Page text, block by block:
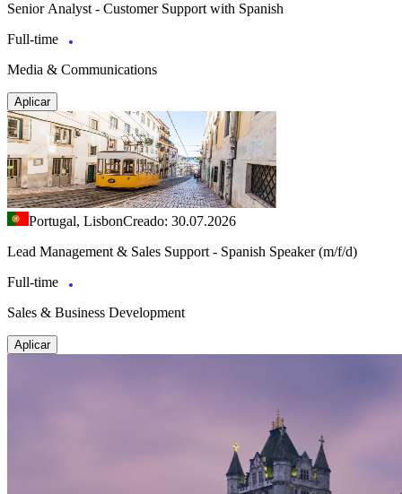
Senior Analyst - Customer Support with Spanish
Full-time
Media & Communications
Aplicar
Portugal, LisbonCreado: 30.07.2026
Lead Management & Sales Support - Spanish Speaker (m/f/d)
Full-time
Sales & Business Development
Aplicar